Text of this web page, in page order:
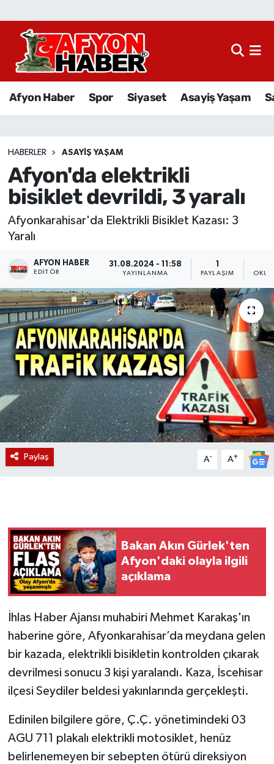
Afyon Haber Spor Siyaset Asayiş Yaşam
HABERLER ASAYIŞ YAŞAM
Afyon'da elektrikli
bisiklet devrildi, 3 yaralı
Afyonkarahisar'da Elektrikli Bisiklet Kazası: 3
Yaralı
AFYON HABER
EDITÖR
31.08.2024 - 11:58
YAYINLANMA PAYLAŞIM
Paylaş A- A+
Bakan Akın Gürlek'ten
Afyon'daki olayla ilgili
açıklama
İhlas Haber Ajansı muhabiri Mehmet Karakaş'ın
haberine göre, Afyonkarahisar’da meydana gelen
bir kazada, elektrikli bisikletin kontrolden çıkarak
devrilmesi sonucu 3 kişi yaralandı. Kaza, İscehisar
ilçesi Seydiler beldesi yakınlarında gerçekleşti.
Edinilen bilgilere göre, Ç.Ç. yönetimindeki 03
AGU 711 plakalı elektrikli motosiklet, henüz
belirlenemeyen bir sebepten ötürü direksiyon
Afyon Haber
Sağlık
Eğitim
Sivil Toplum
Ekonomi
Magazin
Etkinlikler